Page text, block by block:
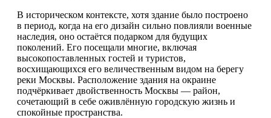
В историческом контексте, хотя здание было построено
в период, когда на его дизайн сильно повлияли военные
наследия, оно остаётся подарком для будущих
поколений. Его посещали многие, включая
высокопоставленных гостей и туристов,
восхищающихся его величественным видом на берегу
реки Москвы. Расположение здания на окраине
подчёркивает двойственность Москвы — район,
сочетающий в себе оживлённую городскую жизнь и
спокойные пространства.